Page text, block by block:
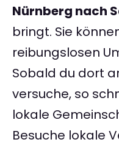
Nürnberg nach
bringt. Sie
reibungslosen
Sobald du dort
versuche, so
lokale
Besuche lokale